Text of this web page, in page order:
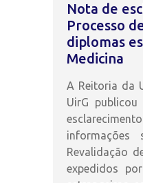
Nota de
Processo
diplomas
Medicina
A Reitoria da
UirG
Revalidação
expedidos